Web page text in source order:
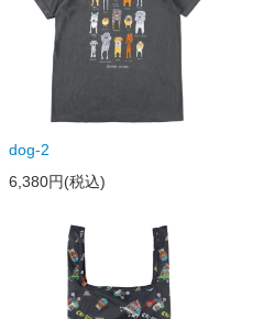
dog-2
6,380円(税込)